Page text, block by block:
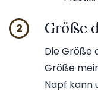
2 Größe
Die Größe
Größe
Napf kann